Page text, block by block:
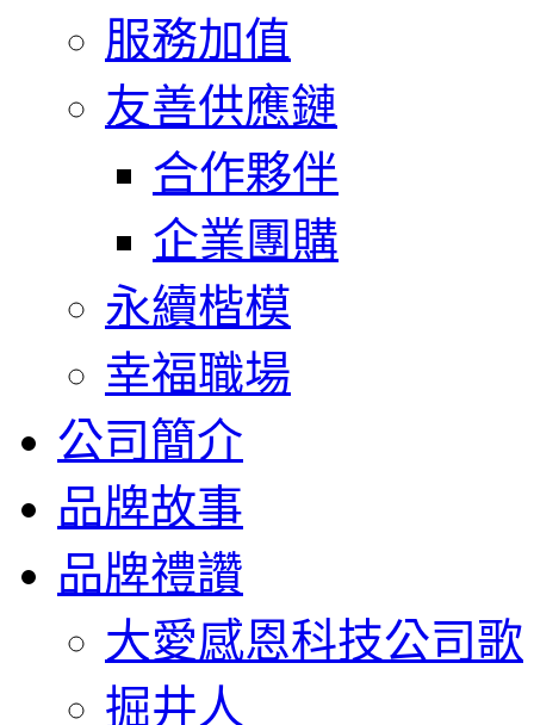
服務加值
友善供應鏈
合作夥伴
企業團購
永續楷模
幸福職場
公司簡介
品牌故事
品牌禮讚
大愛感恩科技公司歌
掘井人